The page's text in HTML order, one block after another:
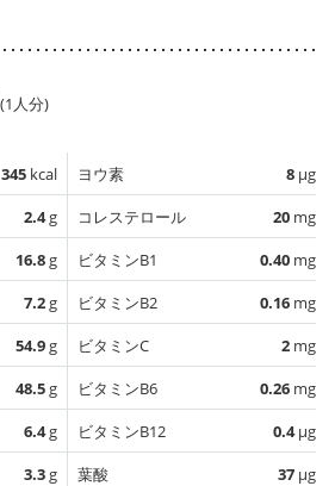
(1人分)
345 kcal
2.4g
16.8g
7.2g
54.9g
48.5g
6.4g
3.3g
ヨウ素 8 µg
コレステロール
20 mg
ビタミンB1
0.40 mg
ビタミンB2
0.16 mg
ビタミンC
2 mg
ビタミンB6
0.26 mg
ビタミンB12
0.4µg
葉酸
37 µg